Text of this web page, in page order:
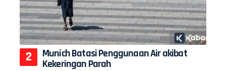
Munich Batasi Penggunaan Air akibat
Kekeringan Parah